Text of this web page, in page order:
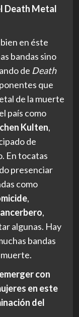
Death Metal
en éste
bandas sino
de Death
que
de la muerte
país como
Kulten,
de
En tocatas
presenciar
como
,
,
algunas. Hay
bandas
con
en este
del